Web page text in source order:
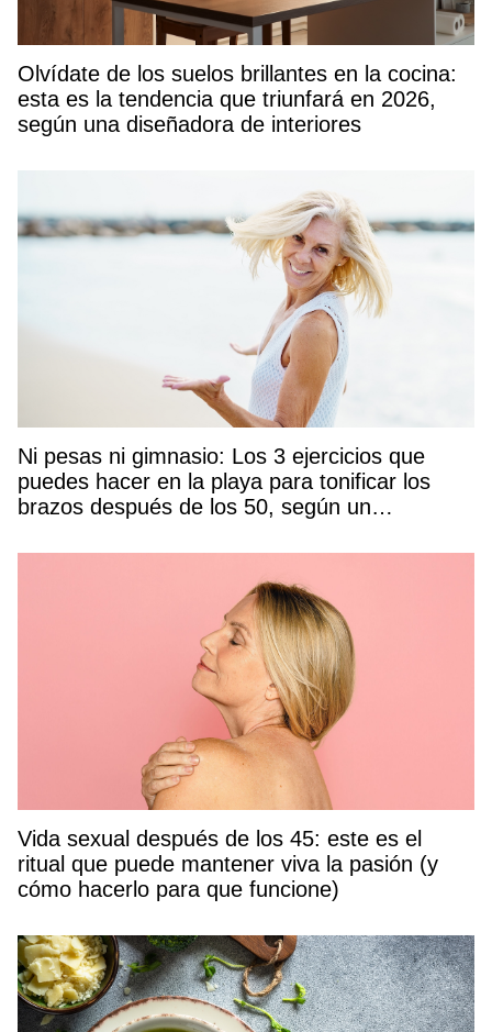
Olvídate de los suelos brillantes en la cocina:
esta es la tendencia que triunfará en 2026,
según una diseñadora de interiores
Ni pesas ni gimnasio: Los 3 ejercicios que
puedes hacer en la playa para tonificar los
brazos después de los 50, según un
Vida sexual después de los 45: este es el
ritual que puede mantener viva la pasión (y
cómo hacerlo para que funcione)